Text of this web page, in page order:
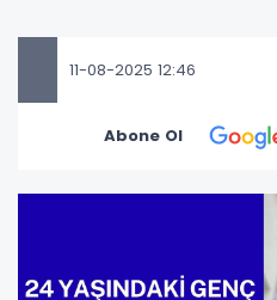
11-08-2025 12:46
Abone Ol